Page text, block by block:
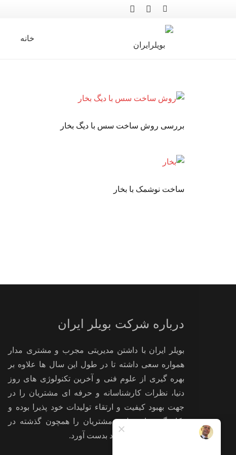
خانه
بررسی روش ساخت سس با دیگ بخار
ساخت نوشمک با بخار
درباره شرکت بویلر ایران
بویلر ایران با داشتن مدیریتی مجرب و مشتری مدار
همواره سعی داشته تا در طول این سال ها علاوه بر
بهره گیری از علوم فنی و آخرین تکنولوژی های روز
دنیا، نظرات کارشناسانه و حرفه ای مشتریان را در
جهت بهبود کیفیت و ارتقاء تولیدات خود پذیرا بوده و
بکار گیرد تا رضایت مشتریان را همچون گذشته در
استفاده از تولیدات خود بدست آورد.